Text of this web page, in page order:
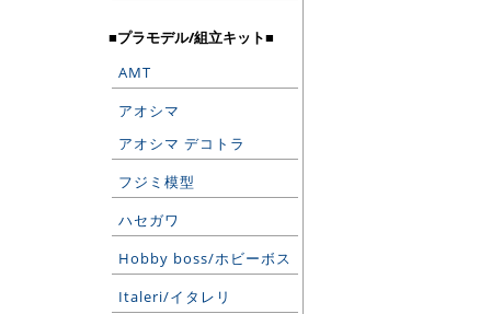
■プラモデル/組立キット■
AMT
アオシマ
アオシマ デコトラ
フジミ模型
ハセガワ
Hobby boss/ホビーボス
Italeri/イタレリ